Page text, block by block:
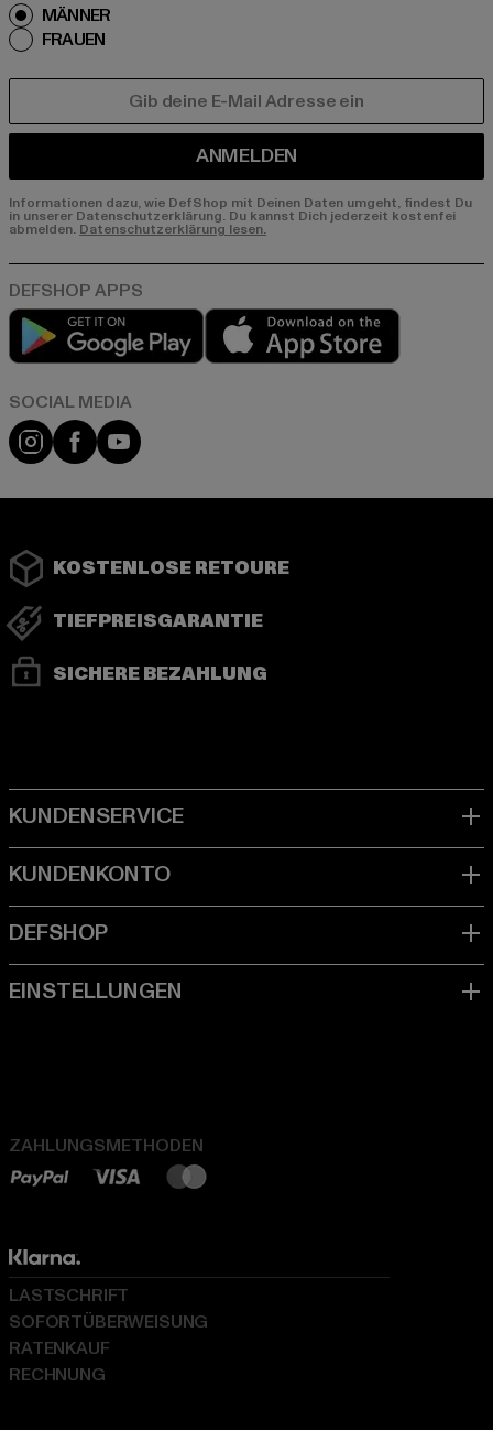
MÄNNER
FRAUEN
ANMELDEN
Informationen dazu, wie DefShop mit Deinen Daten umgeht, findest Du
in unserer Datenschutzerklärung. Du kannst Dich jederzeit kostenfei
abmelden. Datenschutzerklärung lesen.
Play market
Instagram
FacebookYouTube
KOSTENLOSE RETOURE
TIEFPREISGARANTIE
SICHERE BEZAHLUNG
ZAHLUNGSMETHODEN
LASTSCHRIFT
SOFORTÜBERWEISUNG
RATENKAUF
RECHNUNG